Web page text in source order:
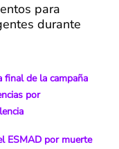
para
durante
final de la campaña
por
ESMAD por muerte